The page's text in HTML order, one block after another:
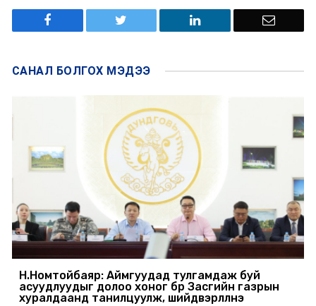
САНАЛ БОЛГОХ МЭДЭЭ
Н.Номтойбаяр: Аймгуудад тулгамдаж буй
асуудлуудыг долоо хоног бүр Засгийн газрын
хуралдаанд танилцуулж, шийдвэрлүүлнэ